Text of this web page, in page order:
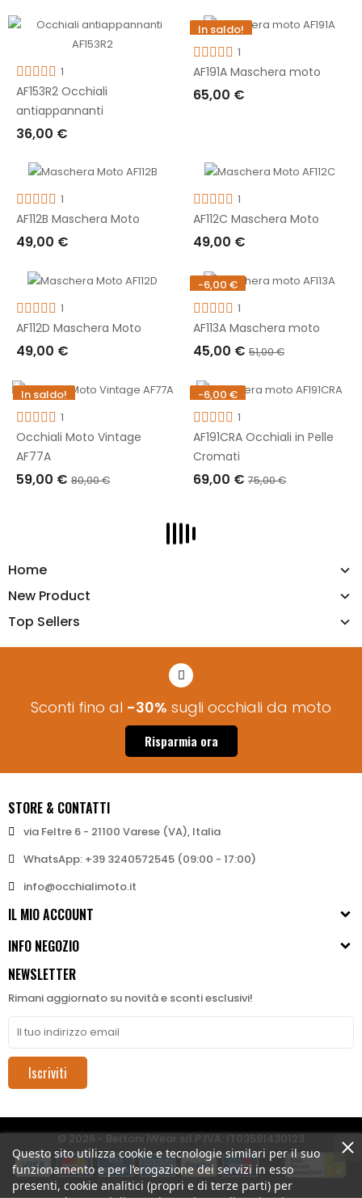
Home
New Product
Top Sellers
AGGIUNGI AL CARRELLO AGGIUNGI AL CARRELLO
1
AF153R2 Occhiali
antiappannanti
36,00 €
AGGIUNGI AL CARRELLO
In saldo!
1
AF191A Maschera moto
65,00 €
1
AF112B Maschera Moto
49,00 €
AGGIUNGI AL CARRELLO
1
AF112C Maschera Moto
49,00 €
AGGIUNGI AL CARRELLO
1
AF112D Maschera Moto
49,00 €
AGGIUNGI AL CARRELLO
-6,00 €
Non disponibile
1
AF113A Maschera moto
45,00 € 51,00 €
ESAURITO
In saldo!
-21,00 €1
Occhiali Moto Vintage
AF77A
59,00 € 80,00 €
-6,00 €
1
AF191CRA Occhiali in Pelle
Cromati
69,00 € 75,00 €
Questo sito utilizza cookie e tecnologie similari per il suo
funzionamento e per l’erogazione dei servizi in esso
presenti, cookie analitici (propri e di terze parti) per
Sconti fino al -30% sugli occhiali da moto
Risparmia ora
STORE & CONTATTI
via Feltre 6 - 21100 Varese (VA), Italia
WhatsApp: +39 3240572545 (09:00 - 17:00)
info@occhialimoto.it
IL MIO ACCOUNT
INFO NEGOZIO
NEWSLETTER
Rimani aggiornato su novità e sconti esclusivi!
Iscriviti
© 2026 - Bertoni iWear srl P.IVA: IT03591430123